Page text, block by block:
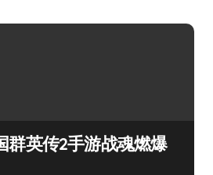
群英传2手游战魂燃爆